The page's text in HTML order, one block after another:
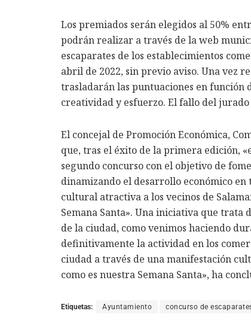
Los premiados serán elegidos al 50%
podrán realizar a través de la web
escaparates de los establecimientos
abril de 2022, sin previo aviso. Una vez
trasladarán las puntuaciones en función
creatividad y esfuerzo. El fallo del
El concejal de Promoción Económica,
que, tras el éxito de la primera edición,
segundo concurso con el objetivo de
dinamizando el desarrollo económico
cultural atractiva a los vecinos de
Semana Santa». Una iniciativa que trata
de la ciudad, como venimos haciendo
definitivamente la actividad en los
ciudad a través de una manifestación
como es nuestra Semana Santa», ha
Etiquetas: Ayuntamiento concurso de